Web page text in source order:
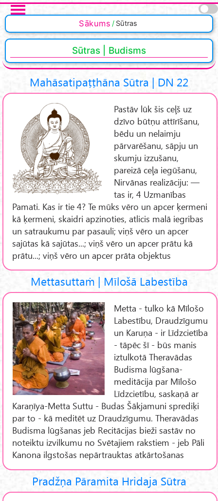
Skip to main content
Sākums Sūtras
Sūtras | Budisms
Mahāsatipaṭṭhāna Sūtra | DN 22
Pastāv lūk šis ceļš uz
dzīvo būtņu attīrīšanu,
bēdu un nelaimju
pārvarēšanu, sāpju un
skumju izzušanu,
pareizā ceļa iegūšanu,
Nirvānas realizāciju: —
tas ir, 4 Uzmanības
Pamati. Kas ir tie 4? Te mūks vēro un apcer ķermeni
kā ķermeni, skaidri apzinoties, atlicis malā iegribas
un satraukumu par pasauli; viņš vēro un apcer
sajūtas kā sajūtas...; viņš vēro un apcer prātu kā
prātu...; viņš vēro un apcer prāta objektus
Mettasuttaṁ | Mīlošā Labestība
Metta - tulko kā Mīlošo
Labestību, Draudzīgumu
un Karuņa - ir Līdzcietība
- tāpēc šī - būs manis
iztulkotā Theravādas
Budisma lūgšana-
meditācija par Mīlošo
Līdzcietību, saskaņā ar
Karaṇīya-Metta Suttu - Budas Šākjamuni sprediķi
par to - kā meditēt uz Draudzīgumu. Theravādas
Budisma lūgšanas jeb Recitācijas bieži sastāv no
noteiktu izvilkumu no Svētajiem rakstiem - jeb Pāli
Kanona ilgstošas nepārtrauktas atkārtošanas
Pradžņa Pāramita Hridaja Sūtra